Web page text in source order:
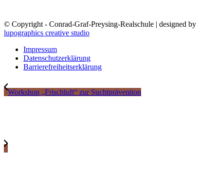
© Copyright - Conrad-Graf-Preysing-Realschule | designed by
lupographics creative studio
Impressum
Datenschutzerklärung
Barrierefreiheitserklärung
Workshop „Frischluft“ zur Suchtprävention